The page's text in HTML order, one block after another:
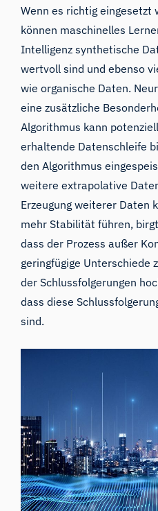
Wenn es richtig eingesetzt
können maschinelles
Intelligenzsynthetische
wertvoll sind und ebenso
wie organische Daten.
eine zusätzliche
Algorithmus kann
erhaltende Datenschleife
den Algorithmus
weitere extrapolative
Erzeugung weiterer Daten
mehr Stabilität führen,
dass der Prozess außer
geringfügige Unterschiede
der Schlussfolgerungen
dass diese
sind.